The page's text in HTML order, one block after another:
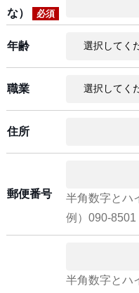
な）
必須
年齢
職業
住所
郵便番号
半角数字とハ
例）090-8501
半角数字とハ